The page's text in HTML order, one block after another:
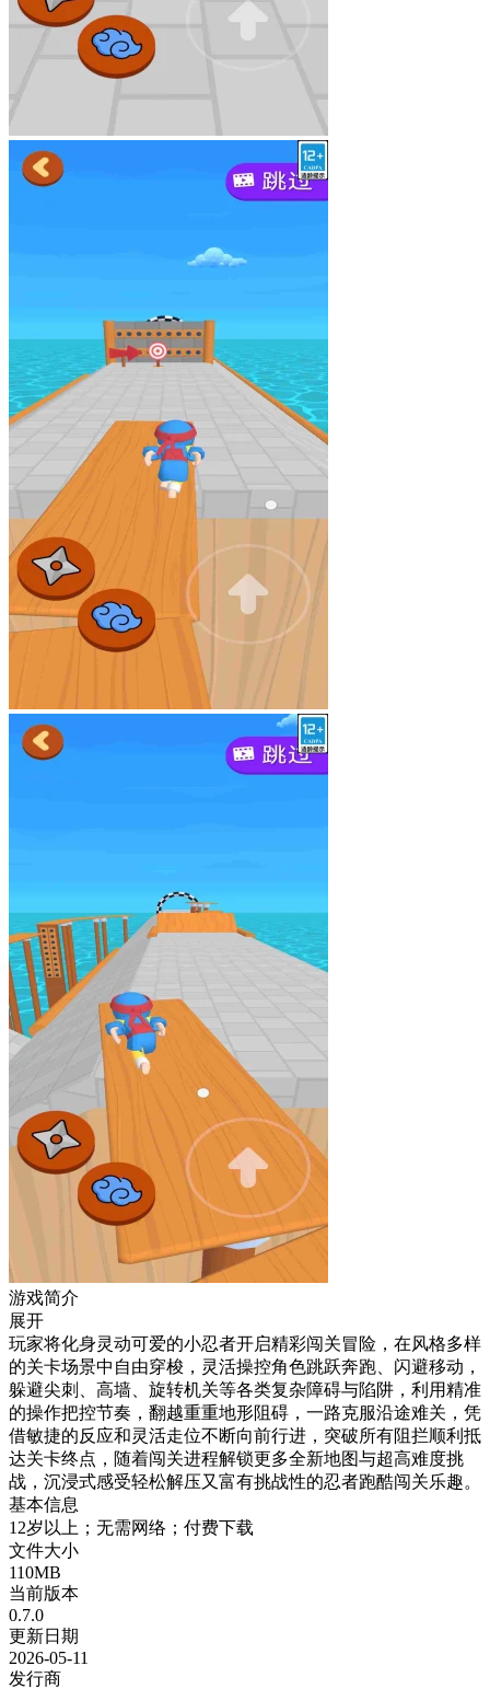
游戏简介
展开
玩家将化身灵动可爱的小忍者开启精彩闯关冒险，在风格多样
的关卡场景中自由穿梭，灵活操控角色跳跃奔跑、闪避移动，
躲避尖刺、高墙、旋转机关等各类复杂障碍与陷阱，利用精准
的操作把控节奏，翻越重重地形阻碍，一路克服沿途难关，凭
借敏捷的反应和灵活走位不断向前行进，突破所有阻拦顺利抵
达关卡终点，随着闯关进程解锁更多全新地图与超高难度挑
战，沉浸式感受轻松解压又富有挑战性的忍者跑酷闯关乐趣。
基本信息
12岁以上；无需网络；付费下载
文件大小
110MB
当前版本
0.7.0
更新日期
2026-05-11
发行商